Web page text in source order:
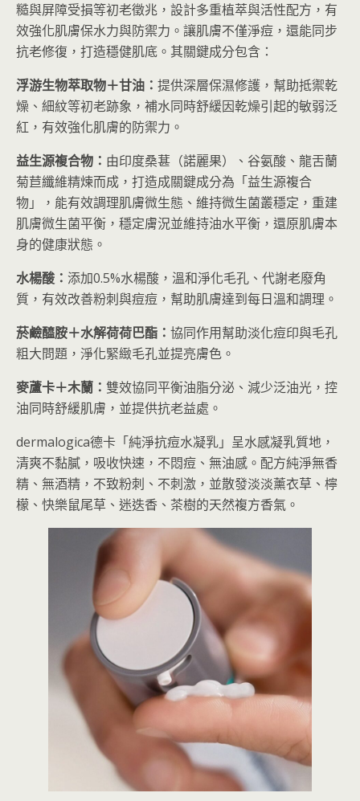
糙與屏障受損等初老徵兆，設計多重植萃與活性配方，有
效強化肌膚保水力與防禦力。讓肌膚不僅淨痘，還能同步
抗老修復，打造穩健肌底。其關鍵成分包含：
浮游生物萃取物＋甘油： 提供深層保濕修護，幫助抵禦乾
燥、細紋等初老跡象，補水同時舒緩因乾燥引起的敏弱泛
紅，有效強化肌膚的防禦力。
益生源複合物： 由印度桑葚（諾麗果）、谷氨酸、龍舌蘭
菊苣纖維精煉而成，打造成關鍵成分為「益生源複合
物」，能有效調理肌膚微生態、維持微生菌叢穩定，重建
肌膚微生菌平衡，穩定膚況並維持油水平衡，還原肌膚本
身的健康狀態。
水楊酸： 添加0.5%水楊酸，溫和淨化毛孔、代謝老廢角
質，有效改善粉刺與痘痘，幫助肌膚達到每日溫和調理。
菸鹼醯胺＋水解荷荷巴酯： 協同作用幫助淡化痘印與毛孔
粗大問題，淨化緊緻毛孔並提亮膚色。
麥蘆卡＋木蘭： 雙效協同平衡油脂分泌、減少泛油光，控
油同時舒緩肌膚，並提供抗老益處。
dermalogica德卡「純淨抗痘水凝乳」呈水感凝乳質地，
清爽不黏膩，吸收快速，不悶痘、無油感。配方純淨無香
精、無酒精，不致粉刺、不刺激，並散發淡淡薰衣草、檸
檬、快樂鼠尾草、迷迭香、茶樹的天然複方香氣。